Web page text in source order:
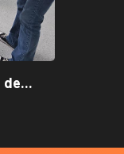
de...